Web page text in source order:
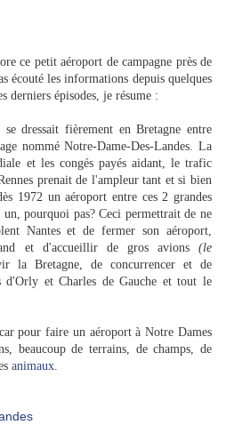
ce petit aéroport de campagne près de
écouté les informations depuis quelques
derniers épisodes, je résume :
dressait fièrement en Bretagne entre
nommé Notre-Dame-Des-Landes. La
et les congés payés aidant, le trafic
prenait de l'ampleur tant et si bien
1972 un aéroport entre ces 2 grandes
pourquoi pas? Ceci permettrait de ne
Nantes et de fermer son aéroport,
et d'accueillir de gros avions (le
la Bretagne, de concurrencer et de
d'Orly et Charles de Gauche et tout le
pour faire un aéroport à Notre Dames
beaucoup de terrains, de champs, de
animaux.